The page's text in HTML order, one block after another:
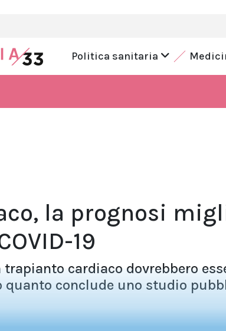
Politica sanitaria
la prognosi
19
cardiaco dovrebbero
quanto conclude uno studio